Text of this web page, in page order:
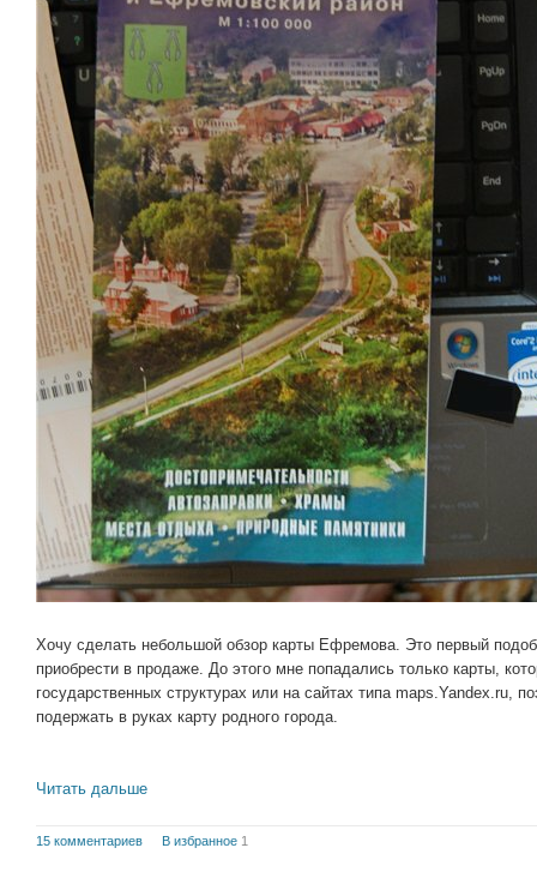
Хочу сделать небольшой обзор карты Ефремова. Это первый
приобрести в продаже. До этого мне попадались только карты,
государственных структурах или на сайтах типа maps.Yandex.ru,
подержать в руках карту родного города.
Читать дальше
15 комментариев В избранное 1